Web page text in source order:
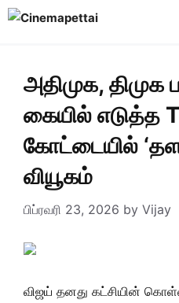
Skip
அதிமுக,
கையில் எடுத்த
கோட்டையில்
வியூகம்
பிப்ரவரி 23, 2026 by Vijay
விஜய் தனது கட்சியின்